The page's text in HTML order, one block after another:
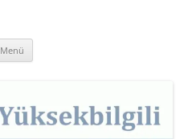
Web Sitesi.
Menü